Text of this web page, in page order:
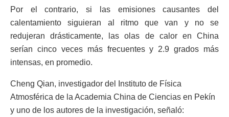
Por el contrario, si las emisiones causantes del
calentamiento siguieran al ritmo que van y no se
redujeran drásticamente, las olas de calor en China
serían cinco veces más frecuentes y 2.9 grados más
intensas, en promedio.
Cheng Qian, investigador del Instituto de Física
Atmosférica de la Academia China de Ciencias en Pekín
y uno de los autores de la investigación, señaló: